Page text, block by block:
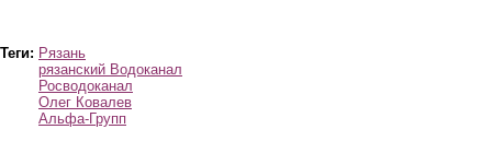
Теги: Рязань
рязанский Водоканал
Росводоканал
Олег Ковалев
Альфа-Групп